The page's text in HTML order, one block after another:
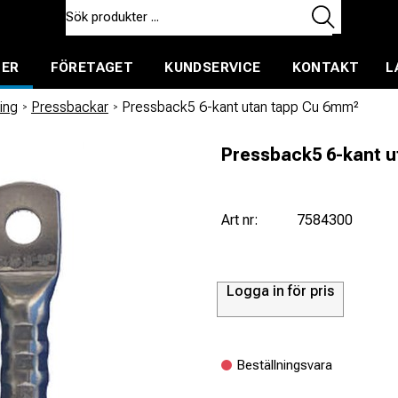
FÖRETAGET KUNDSERVICE KONTAKT
/ Pressbackar / Pressback5 6-kant utan tapp Cu 6mm²
Pressback5 6-kant
Art nr: 7584300
Logga in för pris
Beställningsvara